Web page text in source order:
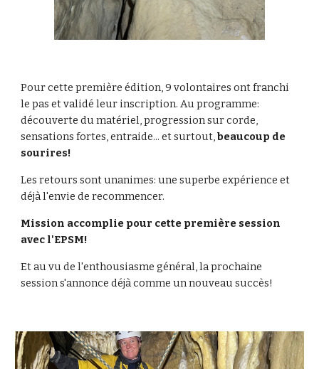
Pour cette première édition, 9 volontaires ont franchi
le pas et validé leur inscription. Au programme:
découverte du matériel, progression sur corde,
sensations fortes, entraide... et surtout,beaucoup de
sourires!
Les retours sont unanimes: une superbe expérience et
déjà l'envie de recommencer.
Mission accomplie pour cette première session
avec l'EPSM!
Et au vu de l'enthousiasme général, la prochaine
session s'annonce déjà comme un nouveau succès!